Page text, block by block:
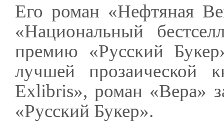
Его роман «Нефтяная
«Национальный
премию «Русский
лучшей прозаической
Exlibris», роман «Вера»
«Русский Букер».